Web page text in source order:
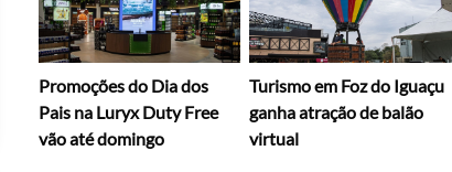
Promoções do Dia dos
Pais na Luryx Duty Free
vão até domingo
Turismo em Foz do Iguaçu
ganha atração de balão
virtual